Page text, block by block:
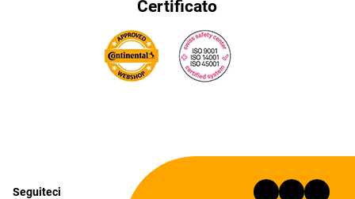
Certificato
Seguiteci